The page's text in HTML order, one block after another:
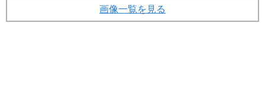
画像一覧を見る